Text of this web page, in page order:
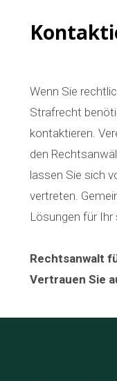
Wenn Sie
Strafrecht
kontaktieren.
den
lassen Sie sich
vertreten.
Lösungen für Ihr
Rechtsanwalt
Vertrauen Sie